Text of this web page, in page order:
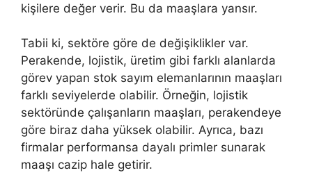
kişilere değer verir. Bu da maaşlara yansır.
Tabii ki, sektöre göre de değişiklikler var.
Perakende, lojistik, üretim gibi farklı alanlarda
görev yapan stok sayım elemanlarının maaşları
farklı seviyelerde olabilir. Örneğin, lojistik
sektöründe çalışanların maaşları, perakendeye
göre biraz daha yüksek olabilir. Ayrıca, bazı
firmalar performansa dayalı primler sunarak
maaşı cazip hale getirir.